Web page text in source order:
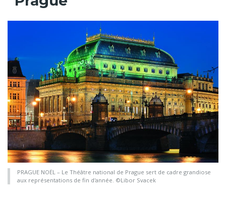
PRAGUE NOËL – Le Théâtre national de Prague sert de cadre grandiose
aux représentations de fin d'année. ©Libor Svacek